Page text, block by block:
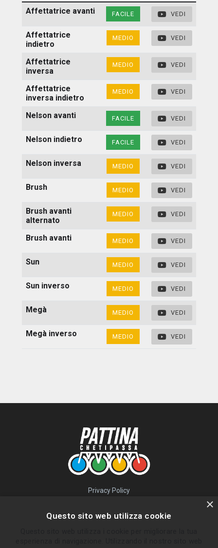
Affettatrice avanti FACILE VEDI
Affettatrice
indietro
MEDIO VEDI
Affettatrice
inversa
MEDIO VEDI
Affettatrice
inversa indietro
MEDIO VEDI
Nelson avanti FACILE VEDI
Nelson indietro FACILE VEDI
Nelson inversa MEDIO VEDI
Brush MEDIO VEDI
Brush avanti
alternato
MEDIO VEDI
Brush avanti MEDIO VEDI
Sun MEDIO VEDI
Sun inverso MEDIO VEDI
Megà MEDIO VEDI
Megà inverso MEDIO VEDI
Privacy Policy
×
Questo sito web utilizza cookie